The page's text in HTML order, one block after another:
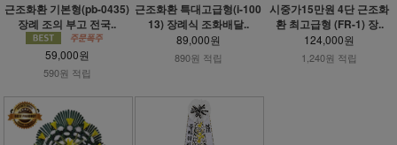
근조화환 기본형(pb-0435)
장례 조의 부고 전국..
59,000원
590원 적립
근조화환 특대고급형(i-100
13) 장례식 조화배달..
89,000원
890원 적립
시중가15만원 4단 근조화
환 최고급형 (FR-1) 장..
124,000원
1,240원 적립